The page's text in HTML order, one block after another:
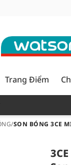
Chí Minh
Trang Điểm
/SON BÓNG 3CE
3CE